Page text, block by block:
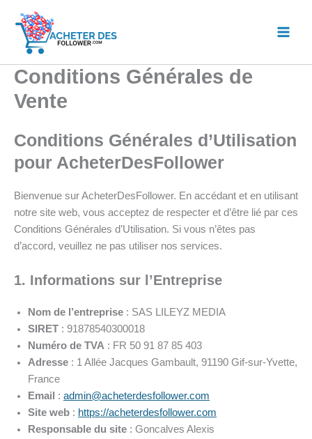
contenu
Conditions Générales de
Vente
Conditions Générales d’Utilisation
pour AcheterDesFollower
Bienvenue sur AcheterDesFollower. En accédant et en utilisant
notre site web, vous acceptez de respecter et d’être lié par ces
Conditions Générales d’Utilisation. Si vous n’êtes pas
d’accord, veuillez ne pas utiliser nos services.
1. Informations sur l’Entreprise
Nom de l’entreprise : SAS LILEYZ MEDIA
SIRET : 91878540300018
Numéro de TVA : FR 50 91 87 85 403
Adresse : 1 Allée Jacques Gambault, 91190 Gif-sur-Yvette,
France
Email
: admin@acheterdesfollower.com
Site web : https://acheterdesfollower.com
Responsable du site : Goncalves Alexis